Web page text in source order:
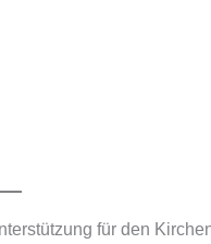
für den